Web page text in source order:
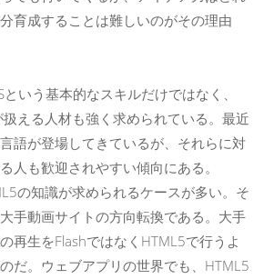
育成することは難しいのがその理由
という基本的なスキルだけではなく、
扱える人材も強く求められている。最近
語が登場してきているが、それらに対
人も歓迎されやすい傾向にある。
の知識が求められるケースが多い。そ
手動画サイトの方向転換である。大手
再生をFlashではなくHTML5で行うよ
だ。ウェブアプリの世界でも、HTML5